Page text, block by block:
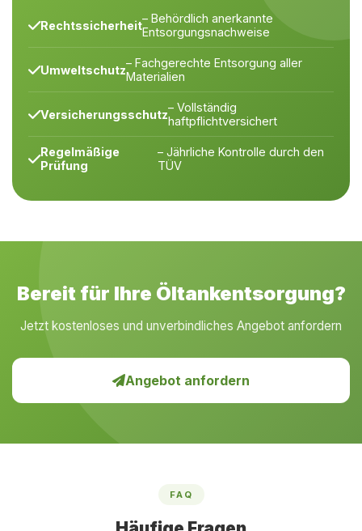
Rechtssicherheit– Behördlich anerkannte
Entsorgungsnachweise
Umweltschutz– Fachgerechte Entsorgung aller
Materialien
Versicherungsschutz– Vollständig
haftpflichtversichert
Regelmäßige
Prüfung
– Jährliche Kontrolle durch den
TÜV
Bereit für Ihre Öltankentsorgung?
Jetzt kostenloses und unverbindliches Angebot anfordern
Angebot anfordern
FAQ